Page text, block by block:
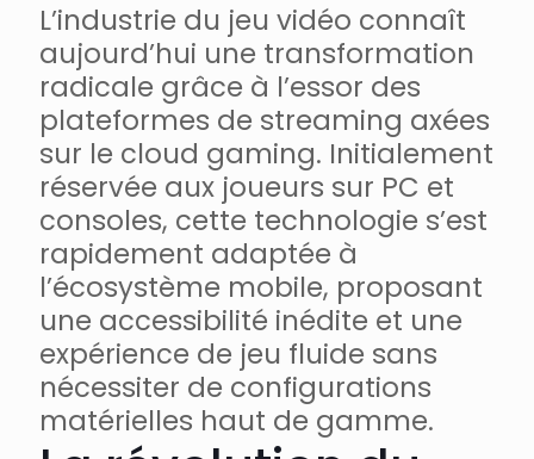
L’industrie du jeu vidéo connaît
aujourd’hui une transformation
radicale grâce à l’essor des
plateformes de streaming axées
sur le cloud gaming. Initialement
réservée aux joueurs sur PC et
consoles, cette technologie s’est
rapidement adaptée à
l’écosystème mobile, proposant
une accessibilité inédite et une
expérience de jeu fluide sans
nécessiter de configurations
matérielles haut de gamme.